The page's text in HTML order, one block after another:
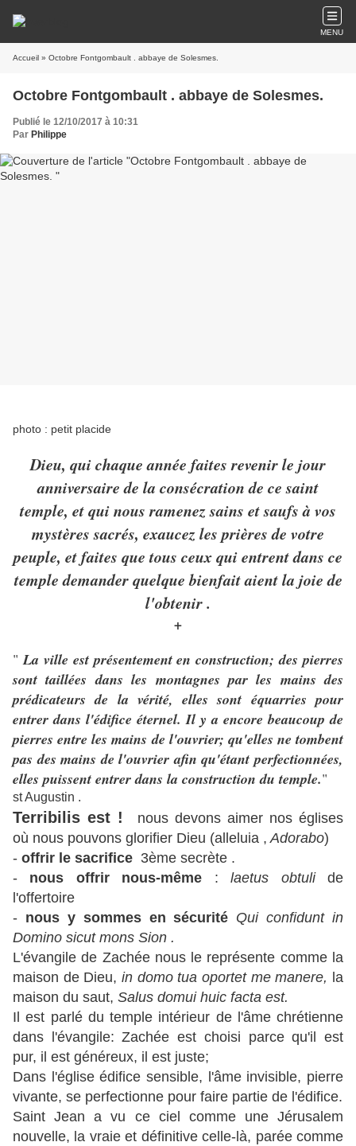
MENU
Accueil » Octobre Fontgombault . abbaye de Solesmes.
Octobre Fontgombault . abbaye de Solesmes.
Publié le 12/10/2017 à 10:31
Par Philippe
photo : petit placide
Dieu, qui chaque année faites revenir le jour
anniversaire de la consécration de ce saint
temple, et qui nous ramenez sains et saufs à vos
mystères sacrés, exaucez les prières de votre
peuple, et faites que tous ceux qui entrent dans ce
temple demander quelque bienfait aient la joie de
l'obtenir .
+
"La ville est présentement en construction; des pierres
sont taillées dans les montagnes par les mains des
prédicateurs de la vérité, elles sont équarries pour
entrer dans l'édifice éternel. Il y a encore beaucoup de
pierres entre les mains de l'ouvrier; qu'elles ne tombent
pas des mains de l'ouvrier afin qu'étant perfectionnées,
elles puissent entrer dans la construction du temple."
st Augustin .
Terribilis est ! nous devons aimer nos églises
où nous pouvons glorifier Dieu (alleluia , Adorabo)
- offrir le sacrifice 3ème secrète .
- nous offrir nous-même :laetus obtulide
l'offertoire
- nous y sommes en sécurité Qui confidunt in
Domino sicut mons Sion .
L'évangile de Zachée nous le représente comme la
maison de Dieu, in domo tua oportet me manere, la
maison du saut, Salus domui huic facta est.
Il est parlé du temple intérieur de l'âme chrétienne
dans l'évangile: Zachée est choisi parce qu'il est
pur, il est généreux, il est juste;
Dans l'église édifice sensible, l'âme invisible, pierre
vivante, se perfectionne pour faire partie de l'édifice.
Saint Jean a vu ce ciel comme une Jérusalem
nouvelle, la vraie et définitive celle-là, parée comme